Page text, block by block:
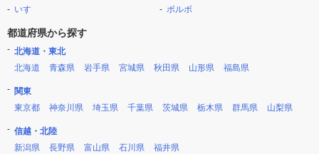
いすゞ
ボルボ
都道府県から探す
北海道・東北
北海道
青森県 岩手県 宮城県 秋田県 山形県 福島県
関東
東京都
神奈川県 埼玉県 千葉県 茨城県 栃木県 群馬県 山梨県
信越・北陸
新潟県
長野県 富山県 石川県 福井県